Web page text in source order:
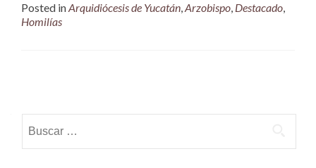
Posted inArquidiócesis de Yucatán,Arzobispo, Destacado,
Homilías
navigation